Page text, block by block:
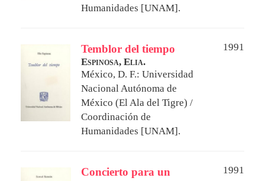
Humanidades [UNAM].
Temblor del tiempo
1991
Espinosa, Elia.
México, D. F.: Universidad
Nacional Autónoma de
México (El Ala del Tigre) /
Coordinación de
Humanidades [UNAM].
Concierto para un
1991